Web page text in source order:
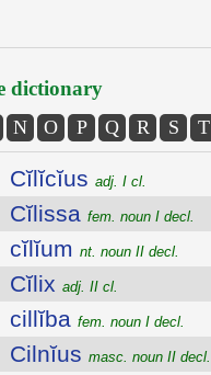
dictionary
N O P Q R S T
Cĭlĭcĭus adj. I cl.
Cĭlissa fem. noun I decl.
cĭlĭum nt. noun II decl.
Cĭlix adj. II cl.
cillĭba fem. noun I decl.
Cilnĭus masc. noun II decl.